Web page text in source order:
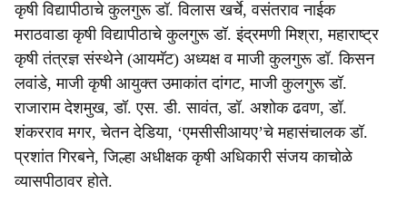
कृषी विद्यापीठाचे कुलगुरू डॉ. विलास खर्चे, वसंतराव नाईक
मराठवाडा कृषी विद्यापीठाचे कुलगुरू डॉ. इंद्रमणी मिश्रा, महाराष्ट्र
कृषी तंत्रज्ञ संस्थेने (आयमॅट) अध्यक्ष व माजी कुलगुरू डॉ. किसन
लवांडे, माजी कृषी आयुक्त उमाकांत दांगट, माजी कुलगुरू डॉ.
राजाराम देशमुख, डॉ. एस. डी. सावंत, डॉ. अशोक ढवण, डॉ.
शंकरराव मगर, चेतन देडिया, ‘एमसीसीआयए’चे महासंचालक डॉ.
प्रशांत गिरबने, जिल्हा अधीक्षक कृषी अधिकारी संजय काचोळे
व्यासपीठावर होते.